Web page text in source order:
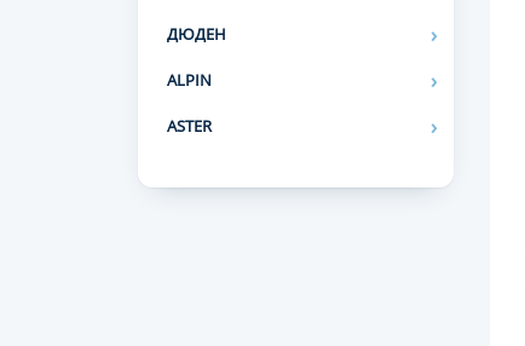
ДЮДЕН
ALPIN
ASTER